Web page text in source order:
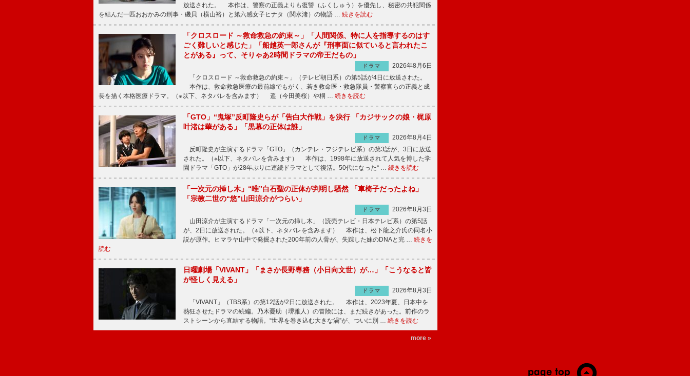
放送された。 本作は、警察の正義よりも復讐（ふくしゅう）を優先し、秘密の共犯関係
を結んだ一匹おおかみの刑事・磯貝（横山裕）と第六感女子ヒナタ（関水渚）の物語 … 続きを読む
「クロスロード ～救命救急の約束～」「人間関係、特に人を指導するのはす
ごく難しいと感じた」「船越英一郎さんが『刑事面に似ていると言われたこ
とがある』って、そりゃあ2時間ドラマの帝王だもの」
ドラマ
2026年8月6日
「クロスロード ～救命救急の約束～」（テレビ朝日系）の第5話が4日に放送された。
本作は、救命救急医療の最前線でもがく、若き救命医・救急隊員・警察官らの正義と成
長を描く本格医療ドラマ。（※以下、ネタバレを含みます） 遥（今田美桜）や桐 … 続きを読む
「GTO」“鬼塚”反町隆史らが「告白大作戦」を決行 「カジサックの娘・梶原
叶渚は華がある」「黒幕の正体は誰」
ドラマ
2026年8月4日
反町隆史が主演するドラマ「GTO」（カンテレ・フジテレビ系）の第3話が、3日に放送
された。（※以下、ネタバレを含みます） 本作は、1998年に放送されて人気を博した学
園ドラマ「GTO」が28年ぶりに連続ドラマとして復活。50代になった“ … 続きを読む
「一次元の挿し木」“唯”白石聖の正体が判明し騒然 「車椅子だったよね」
「宗教二世の“悠”山田涼介がつらい」
ドラマ
2026年8月3日
山田涼介が主演するドラマ「一次元の挿し木」（読売テレビ・日本テレビ系）の第5話
が、2日に放送された。（※以下、ネタバレを含みます） 本作は、松下龍之介氏の同名小
説が原作。ヒマラヤ山中で発掘された200年前の人骨が、失踪した妹のDNAと完 … 続きを
読む
日曜劇場「VIVANT」「まさか長野専務（小日向文世）が…」「こうなると皆
が怪しく見える」
ドラマ
2026年8月3日
「VIVANT」（TBS系）の第12話が2日に放送された。 本作は、2023年夏、日本中を
熱狂させたドラマの続編。乃木憂助（堺雅人）の冒険には、まだ続きがあった。前作のラ
ストシーンから直結する物語。“世界を巻き込む大きな渦”が、ついに別 … 続きを読む
more »